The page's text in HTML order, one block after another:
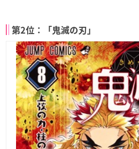
第2位：「鬼滅の刃」